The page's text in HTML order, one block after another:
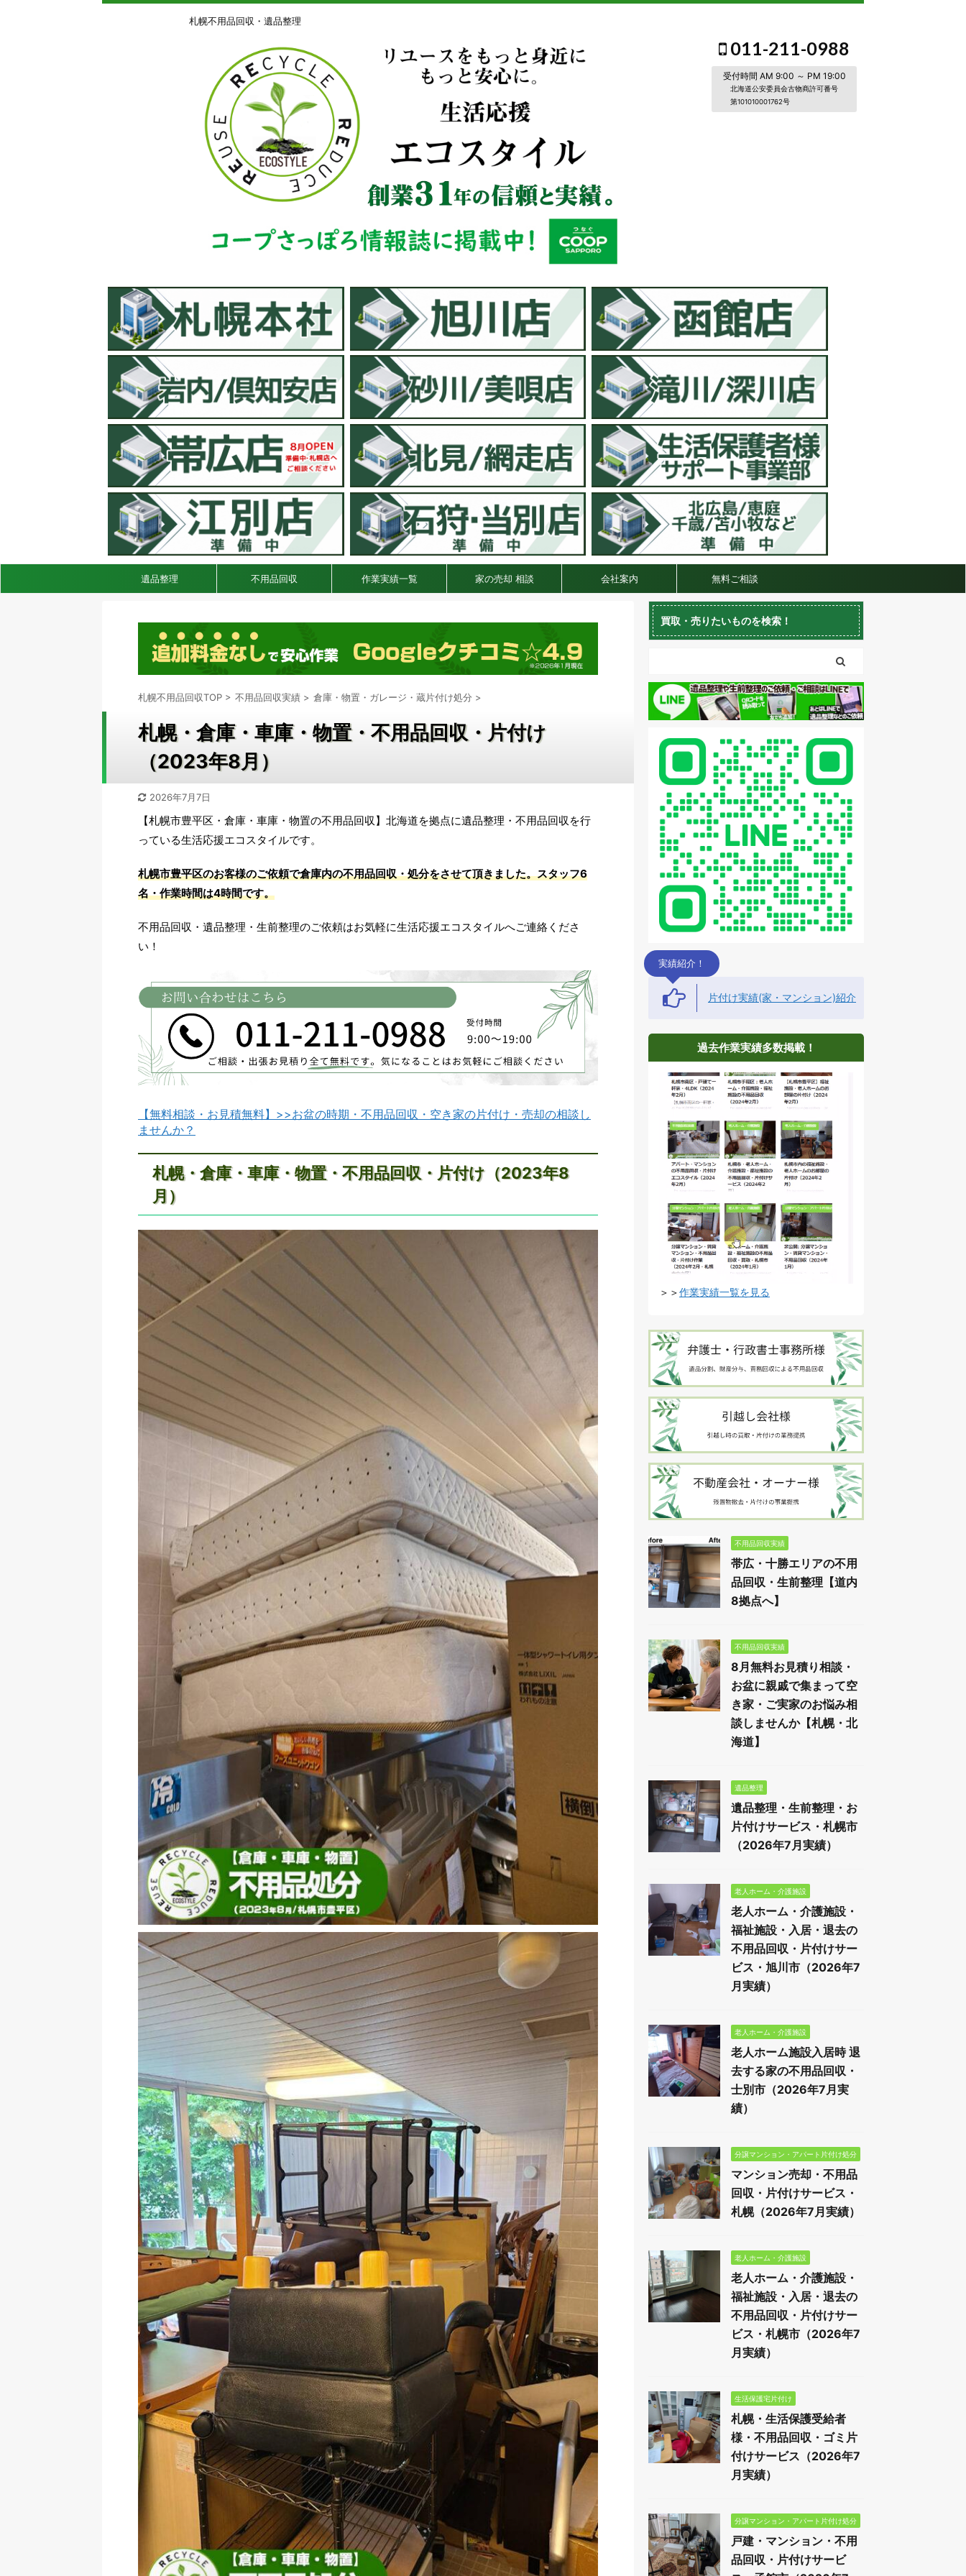
札幌不用品回収・遺品整理
011-211-0988
受付時間 AM 9:00 ～ PM 19:00
北海道公安委員会古物商許可番号
第101010001762号
遺品整理 不用品回収 作業実績一覧 家の売却 相談 会社案内 無料ご相談
札幌不用品回収TOP > 不用品回収実績 > 倉庫・物置・ガレージ・蔵片付け処分 >
札幌・倉庫・車庫・物置・不用品回収・片付け
（2023年8月）
2026年7月7日
【札幌市豊平区・倉庫・車庫・物置の不用品回収】北海道を拠点に遺品整理・不用品回収を行
っている生活応援エコスタイルです。
札幌市豊平区のお客様のご依頼で倉庫内の不用品回収・処分をさせて頂きました。スタッフ6
名・作業時間は4時間です。
不用品回収・遺品整理・生前整理のご依頼はお気軽に生活応援エコスタイルへご連絡くださ
い！
【無料相談・お見積無料】>>お盆の時期・不用品回収・空き家の片付け・売却の相談し
ませんか？
札幌・倉庫・車庫・物置・不用品回収・片付け（2023年8
月）
買取・売りたいものを検索！
実績紹介！
片付け実績(家・マンション)紹介
過去作業実績多数掲載！
＞＞作業実績一覧を見る
不用品回収実績
帯広・十勝エリアの不用
品回収・生前整理【道内
8拠点へ】
不用品回収実績
8月無料お見積り相談・
お盆に親戚で集まって空
き家・ご実家のお悩み相
談しませんか【札幌・北
海道】
遺品整理
遺品整理・生前整理・お
片付けサービス・札幌市
（2026年7月実績）
老人ホーム・介護施設
老人ホーム・介護施設・
福祉施設・入居・退去の
不用品回収・片付けサー
ビス・旭川市（2026年7
月実績）
老人ホーム・介護施設
老人ホーム施設入居時 退
去する家の不用品回収・
士別市（2026年7月実
績）
分譲マンション・アパート片付け処分
マンション売却・不用品
回収・片付けサービス・
札幌（2026年7月実績）
老人ホーム・介護施設
老人ホーム・介護施設・
福祉施設・入居・退去の
不用品回収・片付けサー
ビス・札幌市（2026年7
月実績）
生活保護宅片付け
札幌・生活保護受給者
様・不用品回収・ゴミ片
付けサービス（2026年7
月実績）
分譲マンション・アパート片付け処分
戸建・マンション・不用
品回収・片付けサービ